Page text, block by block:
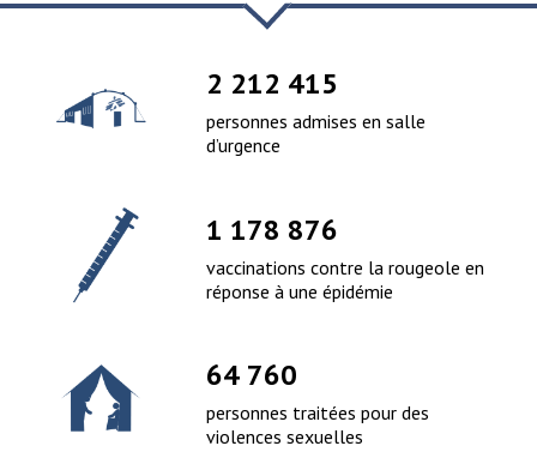
2 465 283
personnes admises en salle
d’urgence
1 313 615
vaccinations contre la rougeole en
réponse à une épidémie
73 288
personnes traitées pour des
violences sexuelles